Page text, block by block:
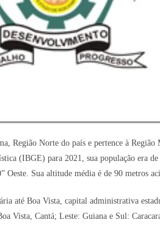
Região Norte do país e pertence à Região
(IBGE) para 2021, sua população era de
Oeste. Sua altitude média é de 90 metros
até Boa Vista, capital administrativa
Vista, Cantá; Leste: Guiana e Sul: